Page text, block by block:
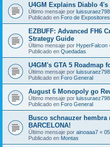
U4GM Explains Diablo
Último mensaje por luissuraez798
Publicado en Foro de
EZBUFF: Advanced FH6
Strategy Guide
Último mensaje por HyperFalcon
Publicado en Quedadas
U4GM's GTA 5 Roadmap
Último mensaje por luissuraez798
Publicado en Foro General
August 6 Monopoly go
Último mensaje por luissuraez798
Publicado en Foro General
Busco schnauzer
BARCELONA!
Último mensaje por ainoaaa7 «
Publicado en Montas